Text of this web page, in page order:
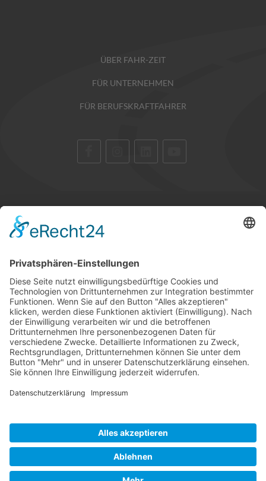
ÜBER FAHR-ZEIT
FÜR UNTERNEHMEN
FÜR BERUFSKRAFTFAHRER
KARRIERE
TIPPSPIEL
PRESSE
KONTAKT